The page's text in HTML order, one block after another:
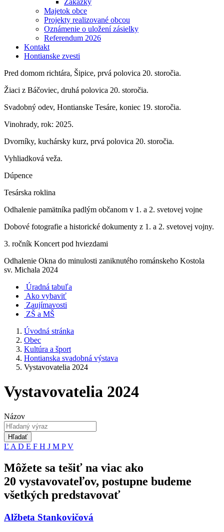
Zákazky
Majetok obce
Projekty realizované obcou
Oznámenie o uložení zásielky
Referendum 2026
Kontakt
Hontianske zvesti
Pred domom richtára, Šipice, prvá polovica 20. storočia.
Žiaci z Báčoviec, druhá polovica 20. storočia.
Svadobný odev, Hontianske Tesáre, koniec 19. storočia.
Vinohrady, rok: 2025.
Dvorníky, kuchársky kurz, prvá polovica 20. storočia.
Vyhliadková veža.
Dúpence
Tesárska roklina
Odhalenie pamätníka padlým občanom v 1. a 2. svetovej vojne
Dobové fotografie a historické dokumenty z 1. a 2. svetovej vojny.
3. ročník Koncert pod hviezdami
Odhalenie Okna do minulosti zaniknutého románskeho Kostola
sv. Michala 2024
Úradná tabuľa
Ako vybaviť
Zaujímavosti
ZŠ a MŠ
Úvodná stránka
Obec
Kultúra a šport
Hontianska svadobná výstava
Vystavovatelia 2024
Vystavovatelia 2024
Názov
Hľadať
Ľ A D E F H J M PV
Môžete sa tešiť na viac ako
20 vystavovateľov, postupne budeme
všetkých predstavovať
Alžbeta Stankovičová